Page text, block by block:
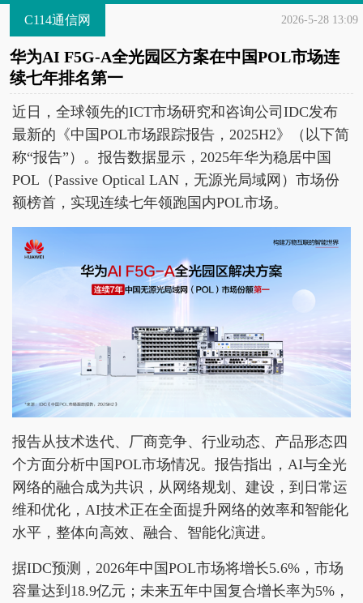
C114通信网 2026-5-28 13:09
华为AI F5G-A全光园区方案在中国POL市场连
续七年排名第一
近日，全球领先的ICT市场研究和咨询公司IDC发布
最新的《中国POL市场跟踪报告，2025H2》（以下简
称“报告”）。报告数据显示，2025年华为稳居中国
POL（Passive Optical LAN，无源光局域网）市场份
额榜首，实现连续七年领跑国内POL市场。
报告从技术迭代、厂商竞争、行业动态、产品形态四
个方面分析中国POL市场情况。报告指出，AI与全光
网络的融合成为共识，从网络规划、建设，到日常运
维和优化，AI技术正在全面提升网络的效率和智能化
水平，整体向高效、融合、智能化演进。
据IDC预测，2026年中国POL市场将增长5.6%，市场
容量达到18.9亿元；未来五年中国复合增长率为5%，